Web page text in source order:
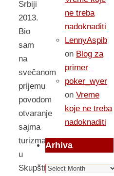
Srbiji
2013.
Bio
sam
na
svečanom
prijemu
povodom
otvaranje
sajma
turizma
u
Skupštini
ne treba
nadoknaditi
LennyAspib
on Blog za
primer
poker_wyer
on Vreme
koje ne treba
nadoknaditi
Arhiva
Arhiva